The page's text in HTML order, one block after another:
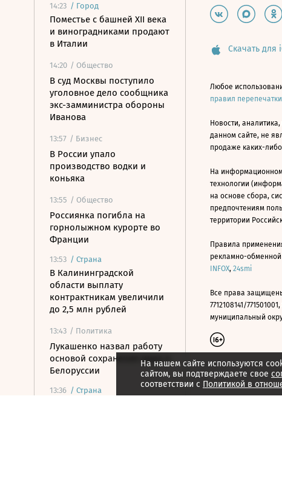
14:23 / Город
Поместье с башней XII века
и виноградниками продают
в Италии
14:20 / Общество
В суд Москвы поступило
уголовное дело сообщника
экс-замминистра обороны
Иванова
13:57 / Бизнес
В России упало
производство водки и
коньяка
13:55 / Общество
Россиянка погибла на
горнолыжном курорте во
Франции
13:53 / Страна
В Калининградской
области выплату
контрактникам увеличили
до 2,5 млн рублей
13:43 / Политика
Лукашенко назвал работу
основой сохранения мира в
Белоруссии
13:36 / Страна
На нашем сайте используются
сайтом, вы подтверждаете свое
соответствии с Политикой в
Скачать для
Любое
правил перепечатки
Новости,
данном сайте, не
продаже каких-
На
технологии
на основе сбора,
предпочтениям
территории
Правила
рекламно-
INFOX, 24smi
Все права
7712108141/
муниципальный